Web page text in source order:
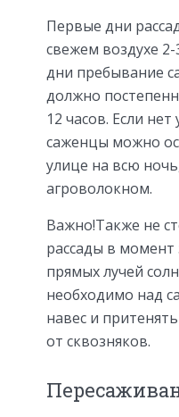
Первые дни
свежем воздухе
дни пребывание
должно
12 часов. Если
саженцы можно
улице на всю
агроволокном.
Важно!Также не
рассады в момент
прямых лучей
необходимо над
навес и
от сквозняков.